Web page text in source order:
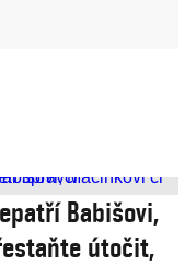
Babišovi,
útočit,